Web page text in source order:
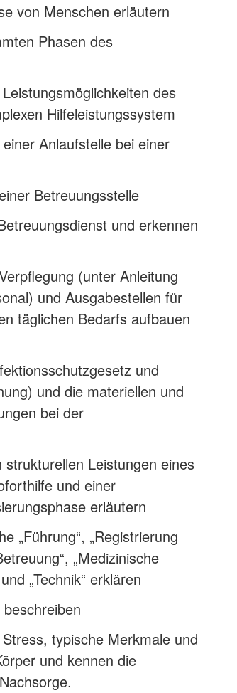
von Menschen erläutern
Phasen des
des
Hilfeleistungssystem
Anlaufstelle bei einer
Betreuungsstelle
und erkennen
(unter Anleitung
und Ausgabestellen für
täglichen Bedarfs aufbauen
und
und die materiellen und
bei der
Leistungen eines
und einer
erläutern
„Führung“, „Registrierung
„Medizinische
„Technik“ erklären
typische Merkmale und
und kennen die